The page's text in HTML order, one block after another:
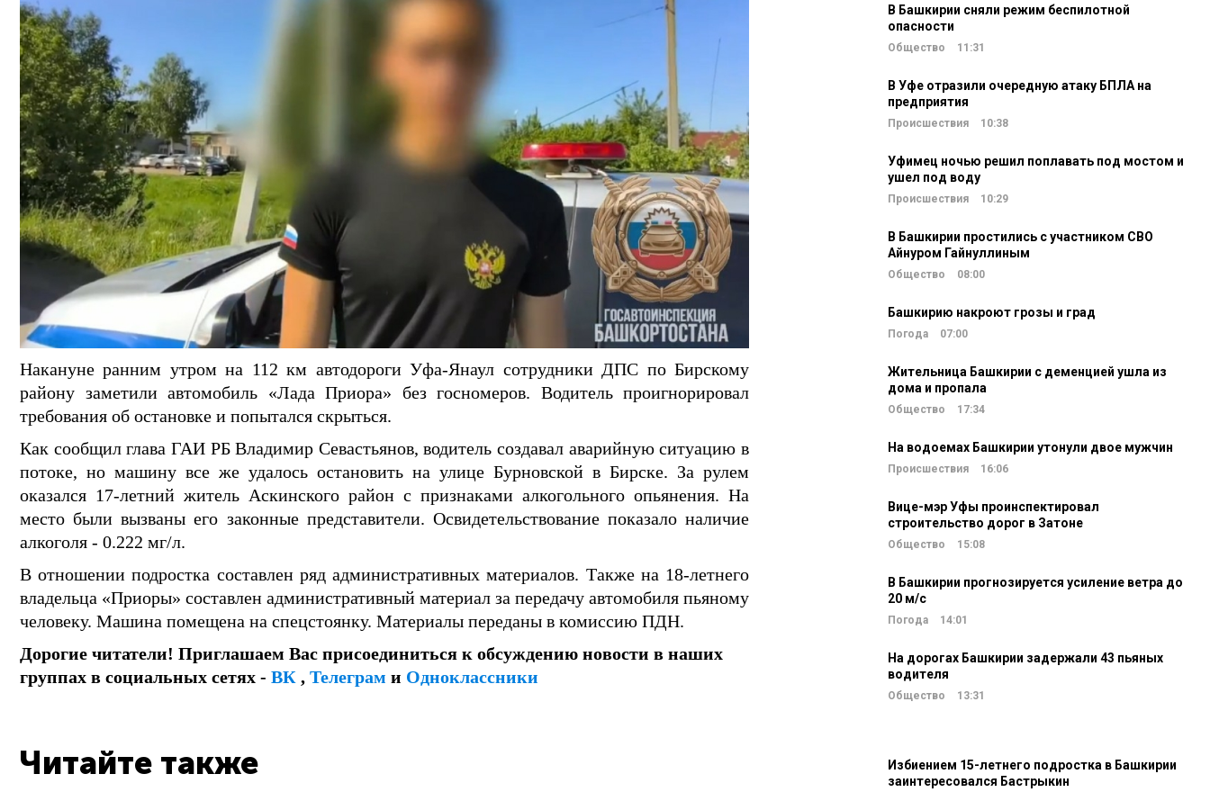
Накануне ранним утром на 112 км автодороги Уфа-Янаул сотрудники ДПС по Бирскому
району заметили автомобиль «Лада Приора» без госномеров. Водитель проигнорировал
требования об остановке и попытался скрыться.
Как сообщил глава ГАИ РБ Владимир Севастьянов, водитель создавал аварийную ситуацию в
потоке, но машину все же удалось остановить на улице Бурновской в Бирске. За рулем
оказался 17-летний житель Аскинского район с признаками алкогольного опьянения. На
место были вызваны его законные представители. Освидетельствование показало наличие
алкоголя - 0.222 мг/л.
В отношении подростка составлен ряд административных материалов. Также на 18-летнего
владельца «Приоры» составлен административный материал за передачу автомобиля пьяному
человеку. Машина помещена на спецстоянку. Материалы переданы в комиссию ПДН.
Дорогие читатели! Приглашаем Вас присоединиться к обсуждению новости в наших
группах в социальных сетях - ВК , Телеграм и Одноклассники
Читайте также
В Башкирии сняли режим беспилотной
опасности
Общество 11:31
В Уфе отразили очередную атаку БПЛА на
предприятия
Происшествия 10:38
Уфимец ночью решил поплавать под мостом и
ушел под воду
Происшествия 10:29
В Башкирии простились с участником СВО
Айнуром Гайнуллиным
Общество 08:00
Башкирию накроют грозы и град
Погода 07:00
Жительница Башкирии с деменцией ушла из
дома и пропала
Общество 17:34
На водоемах Башкирии утонули двое мужчин
Происшествия 16:06
Вице-мэр Уфы проинспектировал
строительство дорог в Затоне
Общество 15:08
В Башкирии прогнозируется усиление ветра до
20 м/c
Погода 14:01
На дорогах Башкирии задержали 43 пьяных
водителя
Общество 13:31
Избиением 15-летнего подростка в Башкирии
заинтересовался Бастрыкин